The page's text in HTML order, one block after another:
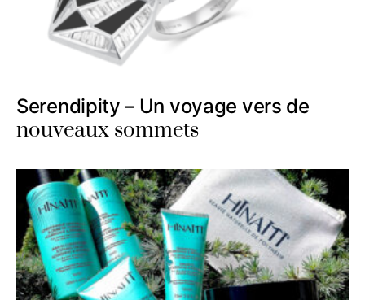
Serendipity – Un voyage vers de
nouveaux sommets